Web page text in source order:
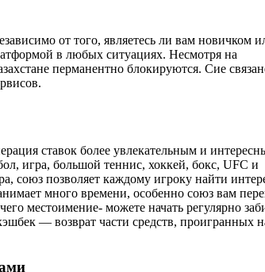
от того, являетесь ли вам новичком
в любых ситуациях. Несмотря на
перманентно блокируются. Сие
ставок более увлекательным и
игра, большой теннис, хоккей, бокс, UFC и
союз позволяет каждому игроку найти
много времени, особенно союз вам
местоимение- можете начать регулярно
— возврат части средств, проигранных